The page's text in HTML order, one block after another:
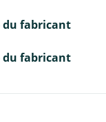
du fabricant
du fabricant